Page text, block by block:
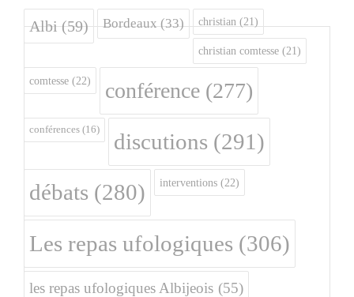
Albi(59) Bordeaux(33) christian (21)
christian comtesse (21)
comtesse (22) conférence (277)
conférences (16) discutions (291)
débats (280) interventions (22)
Les repas ufologiques (306)
les repas ufologiques Albijeois (55)